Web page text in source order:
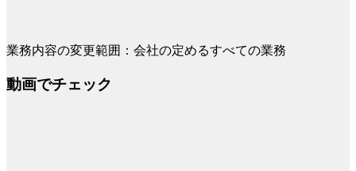
業務内容の変更範囲：会社の定めるすべての業務
動画でチェック